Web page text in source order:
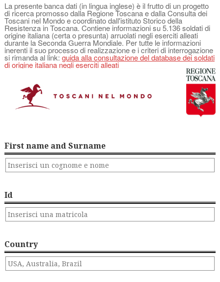
La presente banca dati (in lingua inglese) è il frutto di un progetto
di ricerca promosso dalla Regione Toscana e dalla Consulta dei
Toscani nel Mondo e coordinato dall'istituto Storico della
Resistenza in Toscana. Contiene informazioni su 5.136 soldati di
origine italiana (certa o presunta) arruolati negli eserciti alleati
durante la Seconda Guerra Mondiale. Per tutte le informazioni
inerenti il suo processo di realizzazione e i criteri di interrogazione
si rimanda al link: guida alla consultazione del database dei soldati
di origine italiana negli eserciti alleati
First name and Surname
Id
Country